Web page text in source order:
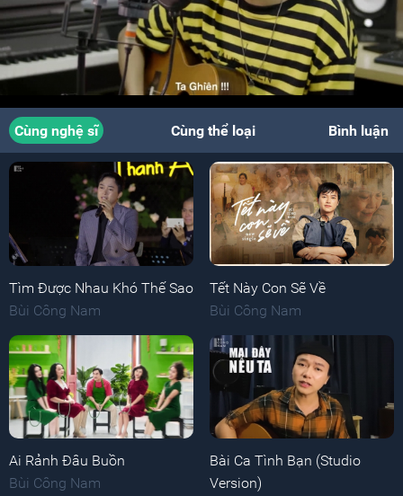
Cùng nghệ sĩ Cùng thể loại Bình luận
Tìm Được Nhau Khó Thế Sao
Bùi Công Nam
Tết Này Con Sẽ Về
Bùi Công Nam
Ai Rảnh Đâu Buồn
Bùi Công Nam
Bài Ca Tình Bạn (Studio
Version)